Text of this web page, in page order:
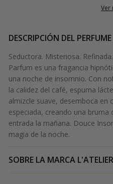
Ver
DESCRIPCIÓN DEL PERFUME
Seductora. Misteriosa.
Parfum es una fragancia
una noche de insomnio. Con
la calidez del café, espuma
almizcle suave, desemboca en
especiada, creando una bruma
entrada la mañana. Douce
magia de la noche.
SOBRE LA MARCA